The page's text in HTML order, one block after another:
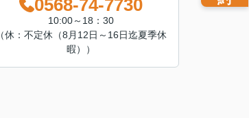
0568-74-7730
10:00～18：30
（休：不定休（8月12日～16日迄夏季休
暇））